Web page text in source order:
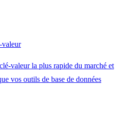
valeur
valeur la plus rapide du marché et
vos outils de base de données